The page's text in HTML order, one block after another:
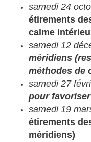
samedi 24
étirements
calme
samedi 12
méridiens
méthodes de
samedi 27
pour
samedi 19
étirements
méridiens)